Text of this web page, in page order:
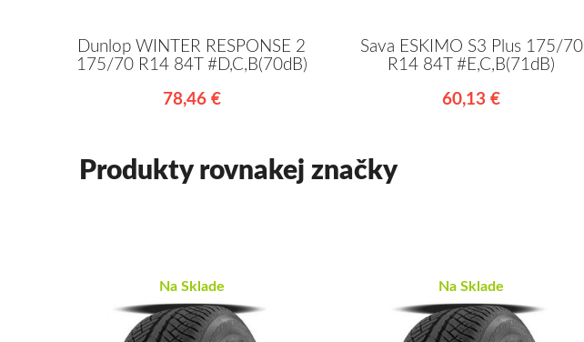
Dunlop WINTER RESPONSE 2
175/70 R14 84T #D,C,B(70dB)
78,46 €
Sava ESKIMO S3 Plus 175/70
R14 84T #E,C,B(71dB)
60,13 €
Produkty rovnakej značky
Na Sklade Na Sklade